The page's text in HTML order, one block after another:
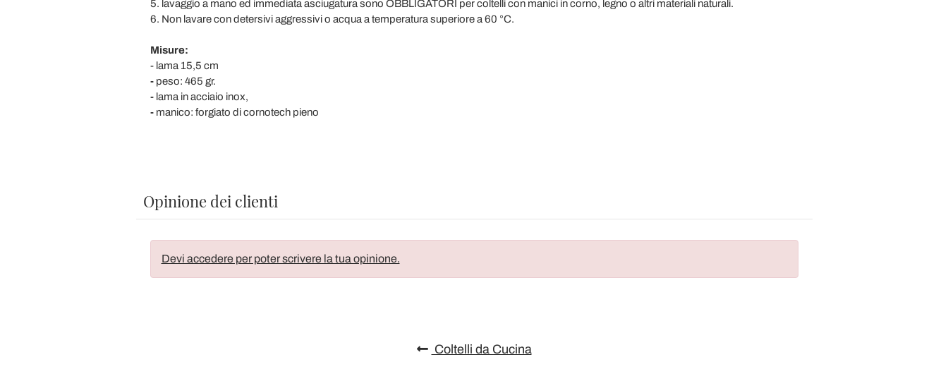
5. lavaggio a mano ed immediata asciugatura sono OBBLIGATORI per coltelli con manici in corno, legno o altri materiali naturali.
6. Non lavare con detersivi aggressivi o acqua a temperatura superiore a 60 °C.
Misure:
- lama 15,5 cm
- peso: 465 gr.
- lama in acciaio inox,
- manico: forgiato di cornotech pieno
Opinione dei clienti
Devi accedere per poter scrivere la tua opinione.
Coltelli da Cucina